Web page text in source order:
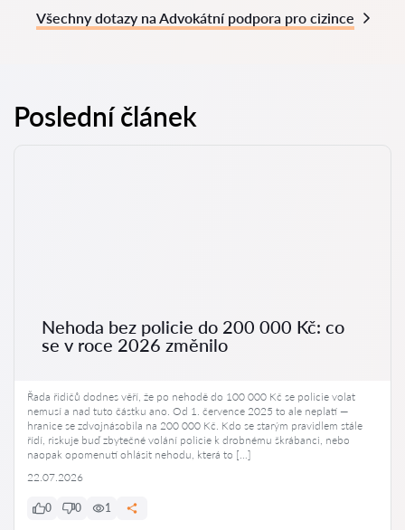
Všechny dotazy na Advokátní podpora pro cizince
Poslední článek
Nehoda bez policie do 200 000 Kč: co
se v roce 2026 změnilo
Řada řidičů dodnes věří, že po nehodě do 100 000 Kč se policie volat
nemusí a nad tuto částku ano. Od 1. července 2025 to ale neplatí —
hranice se zdvojnásobila na 200 000 Kč. Kdo se starým pravidlem stále
řídí, riskuje buď zbytečné volání policie k drobnému škrábanci, nebo
naopak opomenutí ohlásit nehodu, která to […]
22.07.2026
0 0 1